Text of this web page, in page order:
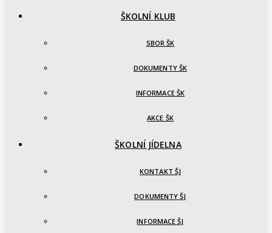
ŠKOLNÍ KLUB
SBOR ŠK
DOKUMENTY ŠK
INFORMACE ŠK
AKCE ŠK
ŠKOLNÍ JÍDELNA
KONTAKT ŠJ
DOKUMENTY ŠJ
INFORMACE ŠJ